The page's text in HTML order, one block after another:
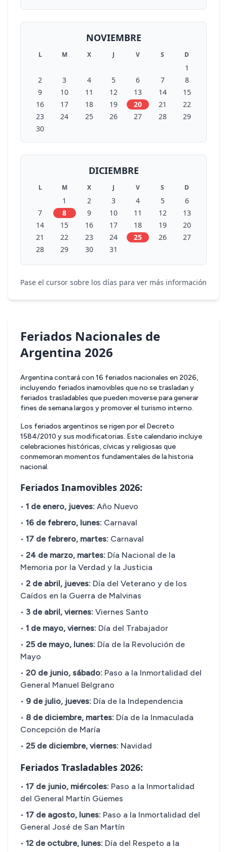
NOVIEMBRE
L M X J V S D
1
2
3 4 5 6 7
8
9
10 11 12 13 14
15
16
17 18 19 20 21
22
23
24 25 26 27 28
29
30
DICIEMBRE
L M X J V S D
1 2 3 4 5
6
7
8 9 10 11 12
13
14
15 16 17 18 19
20
21
22 23 24 25 26
27
28
29 30 31
Pase el cursor sobre los días para ver más información
Feriados Nacionales de
Argentina 2026
Argentina contará con 16 feriados nacionales en 2026,
incluyendo feriados inamovibles que no se trasladan y
feriados trasladables que pueden moverse para generar
fines de semana largos y promover el turismo interno.
Los feriados argentinos se rigen por el Decreto
1584/2010 y sus modificatorias. Este calendario incluye
celebraciones históricas, cívicas y religiosas que
conmemoran momentos fundamentales de la historia
nacional.
Feriados Inamovibles 2026:
• 1 de enero, jueves: Año Nuevo
• 16 de febrero, lunes: Carnaval
• 17 de febrero, martes: Carnaval
• 24 de marzo, martes: Día Nacional de la
Memoria por la Verdad y la Justicia
• 2 de abril, jueves: Día del Veterano y de los
Caídos en la Guerra de Malvinas
• 3 de abril, viernes: Viernes Santo
• 1 de mayo, viernes: Día del Trabajador
• 25 de mayo, lunes: Día de la Revolución de
Mayo
• 20 de junio, sábado: Paso a la Inmortalidad del
General Manuel Belgrano
• 9 de julio, jueves: Día de la Independencia
• 8 de diciembre, martes: Día de la Inmaculada
Concepción de María
• 25 de diciembre, viernes: Navidad
Feriados Trasladables 2026:
• 17 de junio, miércoles: Paso a la Inmortalidad
del General Martín Güemes
• 17 de agosto, lunes: Paso a la Inmortalidad del
General José de San Martín
• 12 de octubre, lunes: Día del Respeto a la